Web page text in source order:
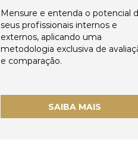
Mensure e entenda o potencial
seus profissionais internos e
externos, aplicando uma
metodologia exclusiva de
e comparação.
SAIBA MAIS